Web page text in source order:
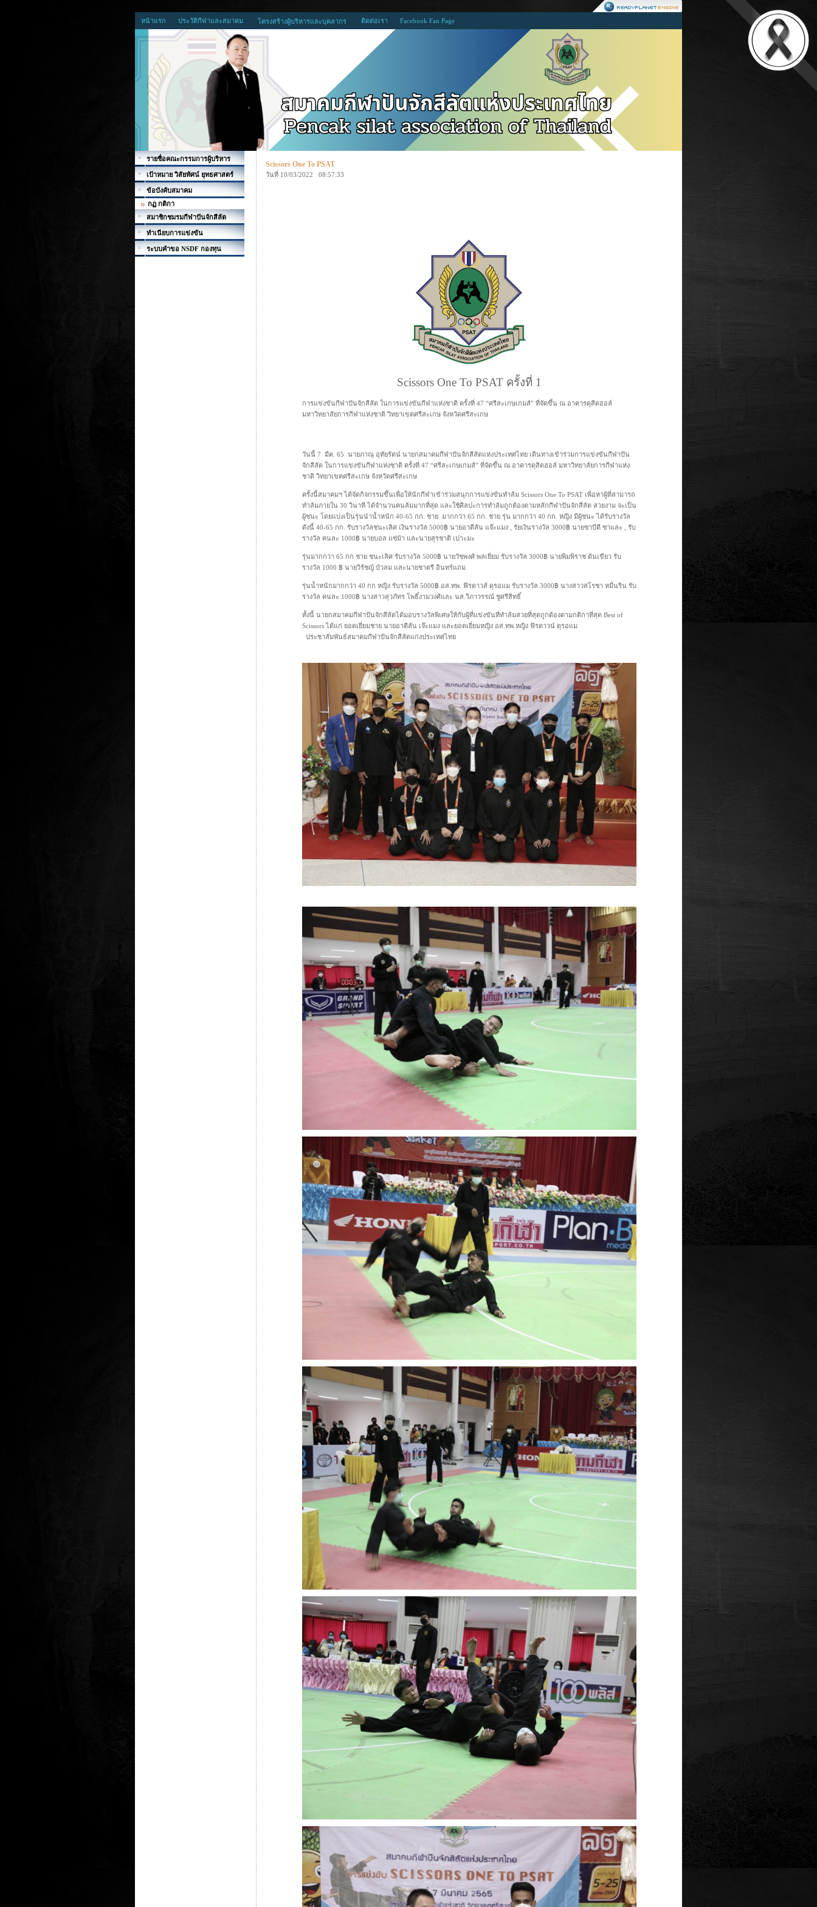
หน้าแรก ประวัติกีฬาและสมาคม โครงสร้างผู้บริหารและบุคลากร ติดต่อเรา Facebook Fan Page
รายชื่อคณะกรรมการผู้บริหาร
เป้าหมาย วิสัยทัศน์ ยุทธศาสตร์
ข้อบังคับสมาคม
กฏ กติกา
สมาชิกชมรมกีฬาปันจักสีลัต
ทำเนียบการแข่งขัน
ระบบคำขอ NSDF กองทุน
Scissors One To PSAT
วันที่ 10/03/2022 08:57:33
Scissors One To PSAT ครั้งที่ 1
การแข่งขันกีฬาปันจักสีลัต ในการแข่งขันกีฬาแห่งชาติ ครั้งที่ 47 “ศรีสะเกษเกมส์” ที่จัดขึ้น ณ อาคารดุสิตฮอล์
มหาวิทยาลัยการกีฬาแห่งชาติ วิทยาเขตศรีสะเกษ จังหวัดศรีสะเกษ
วันนี้ 7 มีค. 65 นายภาณุ อุทัยรัตน์ นายกสมาคมกีฬาปันจักสีลัตแห่งประเทศไทย เดินทางเข้าร่วมการแข่งขันกีฬาปัน
จักสีลัต ในการแข่งขันกีฬาแห่งชาติ ครั้งที่ 47 “ศรีสะเกษเกมส์” ที่จัดขึ้น ณ อาคารดุสิตฮอล์ มหาวิทยาลัยการกีฬาแห่ง
ชาติ วิทยาเขตศรีสะเกษ จังหวัดศรีสะเกษ
ครั้งนี้สมาคมฯ ได้จัดกิจกรรมขึ้นเพื่อให้นักกีฬาเข้าร่วมสนุกการแข่งขันทำล้ม Scissors One To PSAT เพื่อหาผู้ที่สามารถ
ทำล้มภายใน 30 วินาที ได้จำนวนคนล้มมากที่สุด และใช้ศิลปะการทำล้มถูกต้องตามหลักกีฬาปันจักสีลัต สวยงาม จะเป็น
ผู้ชนะ โดยแบ่งเป็นรุ่นนำน้ำหนัก 40-65 กก. ชาย มากกว่า 65 กก. ชาย รุ่น มากกว่า 40 กก. หญิง มีผู้ชนะ ได้รับรางวัล
ดังนี้ 40-65 กก. รับรางวัลชนะเลิศ เงินรางวัล 5000฿ นายอาดีลัน แจ๊ะแมง , รัยเงินรางวัล 3000฿ นายซาบีดี ซาและ , รับ
รางวัล คนละ 1000฿ นายบอล แซ่ม้า และนายสุรชาติ เปาะมะ
รุ่นมากกว่า 65 กก ชาย ชนะเลิศ รับรางวัล 5000฿ นายวัชพงศ์ พลเยี่ยม รับรางวัล 3000฿ นายพิมพิราช ต้นเขียว รับ
รางวัล 1000 ฿ นายวิรัชญ์ บัวลม และนายชาตรี อินทร์แถม
รุ่นน้ำหนักมากกว่า 40 กก หญิง รับรางวัล 5000฿ อส.ทพ. ฟิรดาวส์ ดุรอแม รับรางวัล 3000฿ นางสาวสโรชา หมื่นริน รับ
รางวัล คนละ 1000฿ นางสาวสุวภัทร โพธิ์งามวงศ์และ นส.วิภาวรรณ์ ชูศรีสิทธิ์
ทั้งนี้ นายกสมาคมกีฬาปันจักสีลัตได้มอบรางวัลพิเศษให้กับผู้ที่แข่งขันที่ทำล้มสวยที่สุดถูกต้องตามกติกาที่สุด Best of
Scissors ได้แก่ ยอดเยี่ยมชาย นายอาดีลัน เจ๊ะแมง และยอดเยี่ยมหญิง อส.ทพ.หญิง ฟิรดาวน์ ดุรอแม
ประชาสัมพันธ์สมาคมกีฬาปันจักสีลัตแก่งประเทศไทย